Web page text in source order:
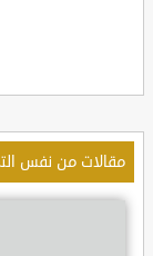
مقالات من نفس